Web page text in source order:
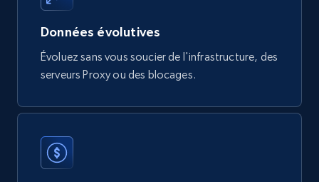
mercadolivre.com.br products
URL, Product id, Title, Breadcrumbs, Category,
eCommerce
Données évolutives
Évoluez sans vous soucier de l'infrastructure, des
serveurs Proxy ou des blocages.